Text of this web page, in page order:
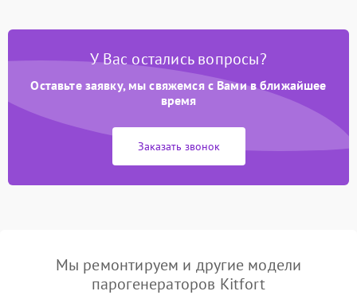
У Вас остались вопросы?
Оставьте заявку, мы свяжемся с Вами в ближайшее
время
Заказать звонок
Мы ремонтируем и другие модели
парогенераторов Kitfort